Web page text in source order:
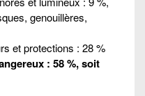
genouillères,
et protections : 28 %
: 58 %, soit